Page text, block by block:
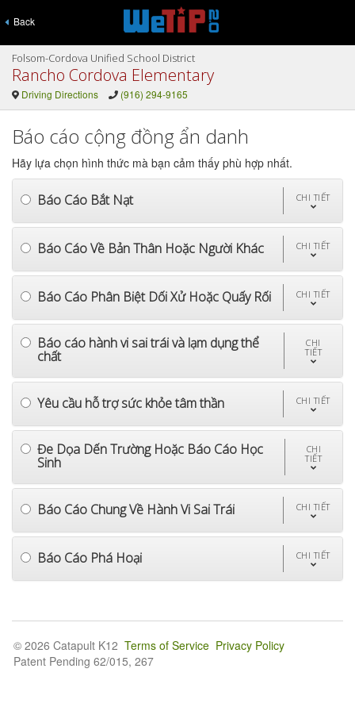
Back
Folsom-Cordova Unified School District
Rancho Cordova Elementary
Driving Directions (916) 294-9165
Báo cáo cộng đồng ẩn danh
Hãy lựa chọn hình thức mà bạn cảm thấy phù hợp nhất.
Báo Cáo Bắt Nạt CHI TIẾT
Báo Cáo Về Bản Thân Hoặc Người Khác CHI TIẾT
Báo Cáo Phân Biệt Dối Xử Hoặc Quấy Rối CHI TIẾT
Báo cáo hành vi sai trái và lạm dụng thể
chất
CHI
TIẾT
Yêu cầu hỗ trợ sức khỏe tâm thần CHI TIẾT
Đe Dọa Dến Trường Hoặc Báo Cáo Học
Sinh
CHI
TIẾT
Báo Cáo Chung Về Hành Vi Sai Trái CHI TIẾT
Báo Cáo Phá Hoại CHI TIẾT
© 2026 Catapult K12 Terms of Service Privacy Policy
Patent Pending 62/015, 267